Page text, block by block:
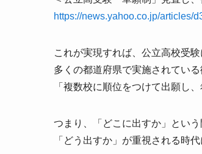
https://news.yahoo.co.jp/articles/
これが実現すれば、公立高校受験
多くの都道府県で実施されてい
「複数校に順位をつけて出願し
つまり、「どこに出すか」という
「どう出すか」が重視される時